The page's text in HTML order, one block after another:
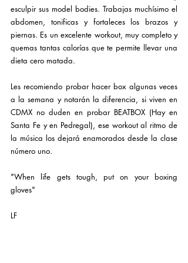
esculpir sus model bodies. Trabajas muchísimo el
abdomen, tonificas y fortaleces los brazos y
piernas. Es un excelente workout, muy completo y
quemas tantas calorías que te permite llevar una
dieta cero matada.
Les recomiendo probar hacer box algunas veces
a la semana y notarán la diferencia, si viven en
CDMX no duden en probar BEATBOX (Hay en
Santa Fe y en Pedregal), ese workout al ritmo de
la música los dejará enamorados desde la clase
número uno.
"When life gets tough, put on your boxing
gloves"
LF